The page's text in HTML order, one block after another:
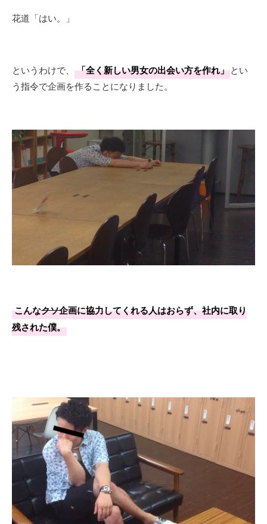
花道「はい。」
というわけで、 「全く新しい男女の出会い方を作れ」とい
う指令で企画を作ることになりました。
こんなクソ企画に協力してくれる人はおらず、社内に取り
残された僕。